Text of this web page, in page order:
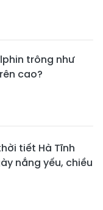
trông như
cao?
tiết Hà Tĩnh
nắng yếu, chiều